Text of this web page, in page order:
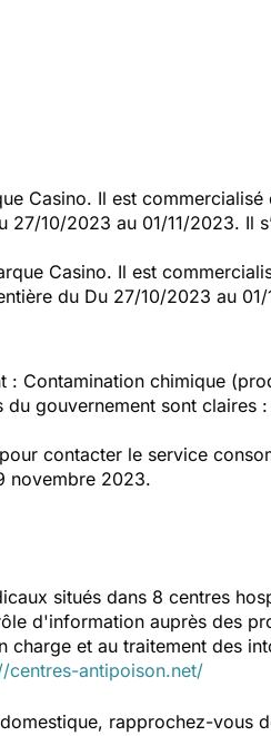
Casino. Il est commercialisé
27/10/2023 au 01/11/2023. Il
Casino. Il est
du Du 27/10/2023 au
Contamination chimique
gouvernement sont
contacter le service
novembre 2023.
situés dans 8 centres
d'information auprès des
charge et au traitement des
centres-antipoison.net/
rapprochez-vous